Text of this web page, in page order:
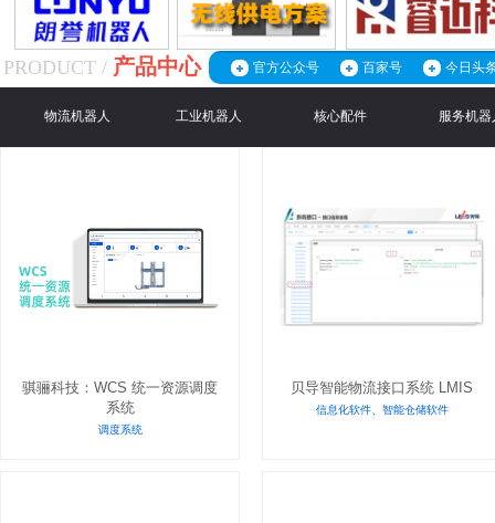
PRODUCT / 产品中心 官方公众号 百家号 今日头
物流机器人 工业机器人 核心配件 服务机器
骐骊科技：WCS 统一资源调度
系统
调度系统
贝导智能物流接口系统 LMIS
信息化软件、智能仓储软件